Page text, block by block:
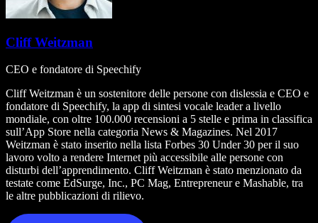
Cliff Weitzman
CEO e fondatore di Speechify
Cliff Weitzman è un sostenitore delle persone con dislessia e CEO e
fondatore di Speechify, la app di sintesi vocale leader a livello
mondiale, con oltre 100.000 recensioni a 5 stelle e prima in classifica
sull’App Store nella categoria News & Magazines. Nel 2017
Weitzman è stato inserito nella lista Forbes 30 Under 30 per il suo
lavoro volto a rendere Internet più accessibile alle persone con
disturbi dell’apprendimento. Cliff Weitzman è stato menzionato da
testate come EdSurge, Inc., PC Mag, Entrepreneur e Mashable, tra
le altre pubblicazioni di rilievo.